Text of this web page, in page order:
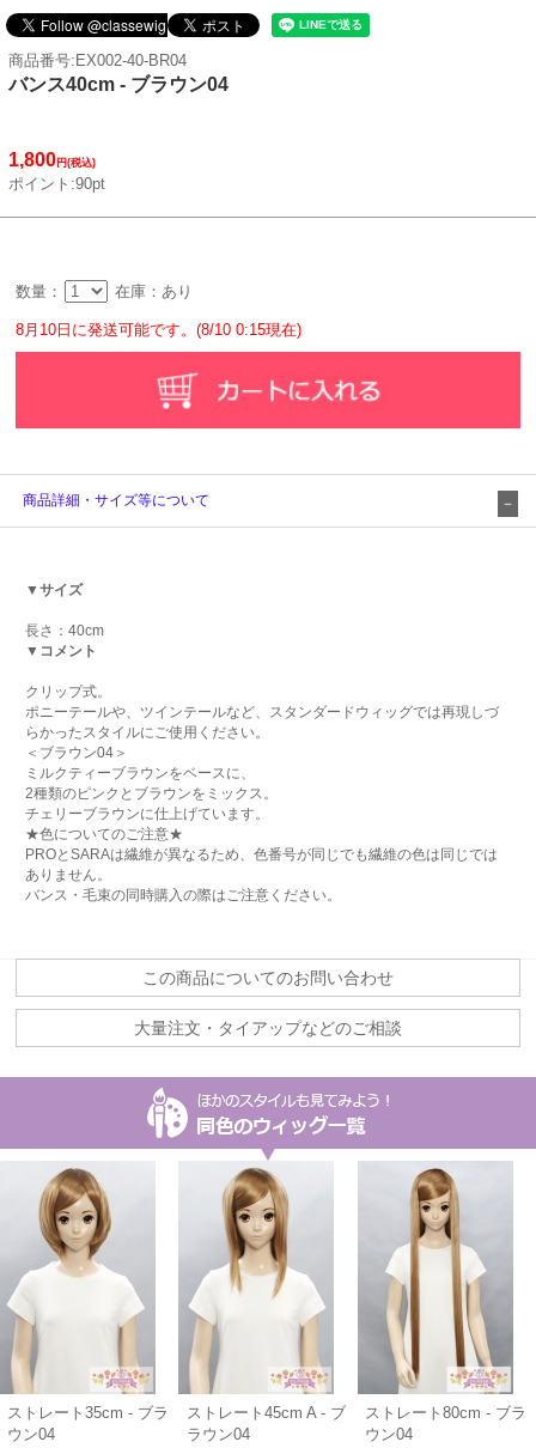
商品番号:EX002-40-BR04
バンス40cm - ブラウン04
1,800円(税込)
ポイント:90pt
数量： 在庫：あり
8月10日に発送可能です。(8/10 0:15現在)
商品詳細・サイズ等について
▼サイズ
長さ：40cm
▼コメント
クリップ式。
ポニーテールや、ツインテールなど、スタンダードウィッグでは再現しづ
らかったスタイルにご使用ください。
＜ブラウン04＞
ミルクティーブラウンをベースに、
2種類のピンクとブラウンをミックス。
チェリーブラウンに仕上げています。
★色についてのご注意★
PROとSARAは繊維が異なるため、色番号が同じでも繊維の色は同じでは
ありません。
バンス・毛束の同時購入の際はご注意ください。
この商品についてのお問い合わせ
大量注文・タイアップなどのご相談
ストレート35cm - ブラ
ウン04
ストレート45cm A - ブ
ラウン04
ストレート80cm - ブラ
ウン04